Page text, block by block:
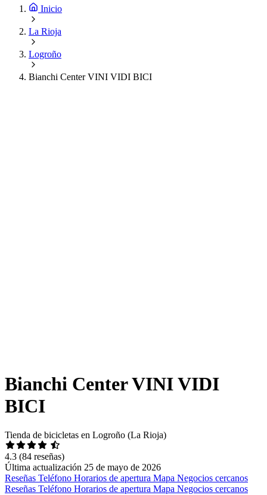
Inicio
La Rioja
Logroño
Bianchi Center VINI VIDI BICI
Bianchi Center VINI VIDI
BICI
Tienda de bicicletas en Logroño (La Rioja)
4.3 (84 reseñas)
Última actualización 25 de mayo de 2026
Reseñas Teléfono Horarios de apertura Mapa Negocios cercanos
Reseñas Teléfono Horarios de apertura Mapa Negocios cercanos